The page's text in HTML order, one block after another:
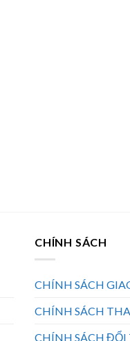
CHÍNH SÁCH
CHÍNH SÁCH
CHÍNH SÁCH
CHÍNH SÁCH ĐỔI